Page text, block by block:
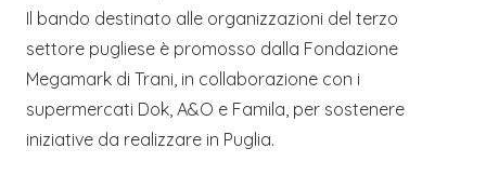
Il bando destinato alle organizzazioni del terzo
settore pugliese è promosso dalla Fondazione
Megamark di Trani, in collaborazione con i
supermercati Dok, A&O e Famila, per sostenere
iniziative da realizzare in Puglia.